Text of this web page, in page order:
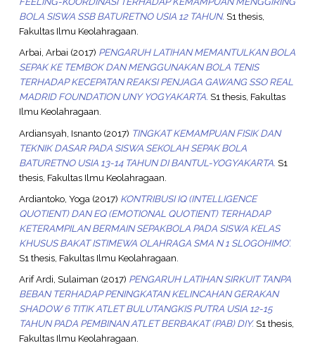
BOLA SISWA SSB BATURETNO USIA 12 TAHUN. S1 thesis,
Fakultas Ilmu Keolahragaan.
Arbai, Arbai (2017) PENGARUH LATIHAN MEMANTULKAN BOLA
SEPAK KE TEMBOK DAN MENGGUNAKAN BOLA TENIS
TERHADAP KECEPATAN REAKSI PENJAGA GAWANG SSO REAL
MADRID FOUNDATION UNY YOGYAKARTA. S1 thesis, Fakultas
Ilmu Keolahragaan.
Ardiansyah, Isnanto(2017) TINGKAT KEMAMPUAN FISIK DAN
TEKNIK DASAR PADA SISWA SEKOLAH SEPAK BOLA
BATURETNO USIA 13-14 TAHUN DI BANTUL-YOGYAKARTA. S1
thesis, Fakultas Ilmu Keolahragaan.
Ardiantoko, Yoga (2017) KONTRIBUSI IQ (INTELLIGENCE
QUOTIENT) DAN EQ (EMOTIONAL QUOTIENT) TERHADAP
KETERAMPILAN BERMAIN SEPAKBOLA PADA SISWA KELAS
KHUSUS BAKAT ISTIMEWA OLAHRAGA SMA N 1 SLOGOHIMO’.
S1 thesis, Fakultas Ilmu Keolahragaan.
Arif Ardi, Sulaiman (2017) PENGARUH LATIHAN SIRKUIT TANPA
BEBAN TERHADAP PENINGKATAN KELINCAHAN GERAKAN
SHADOW 6 TITIK ATLET BULUTANGKIS PUTRA USIA 12-15
TAHUN PADA PEMBINAN ATLET BERBAKAT (PAB) DIY.S1 thesis,
Fakultas Ilmu Keolahragaan.